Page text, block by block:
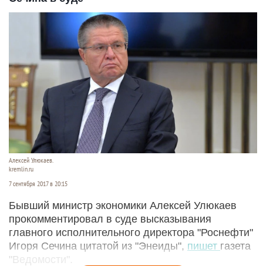
Алексей Улюкаев.
kremlin.ru
7 сентября 2017 в 20:15
Бывший министр экономики Алексей Улюкаев
прокомментировал в суде высказывания
главного исполнительного директора "Роснефти"
Игоря Сечина цитатой из "Энеиды", пишет газета
"Ведомости".